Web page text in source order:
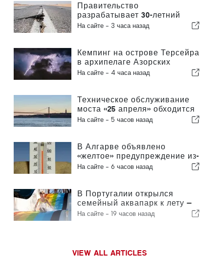
Правительство
разрабатывает 30-летний
национальный план по
землетрясениям
На сайте - 3 часа назад
Кемпинг на острове Терсейра
в архипелаге Азорских
островов был эвакуирован
На сайте - 4 часа назад
Техническое обслуживание
моста «25 апреля» обходится
в среднем примерно в 1,6 млн
На сайте - 5 часов назад
В Алгарве объявлено
«желтое» предупреждение из-
за высоких температур
На сайте - 6 часов назад
В Португалии открылся
семейный аквапарк к лету —
билеты стоят 2 евро
На сайте - 19 часов назад
VIEW ALL ARTICLES